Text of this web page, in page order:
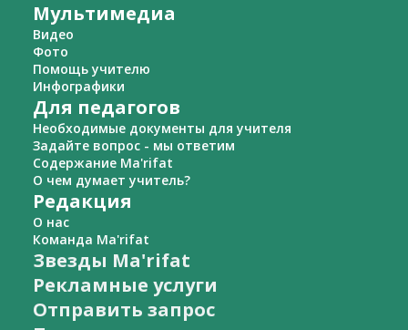
Мультимедиа
Видео
Фото
Помощь учителю
Инфографики
Для педагогов
Необходимые документы для учителя
Задайте вопрос - мы ответим
Содержание Ma'rifat
О чем думает учитель?
Редакция
О нас
Команда Ma'rifat
Звезды Ma'rifat
Рекламные услуги
Отправить запрос